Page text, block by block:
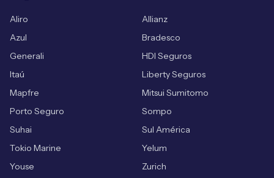
Aliro
Allianz
Azul
Bradesco
Generali
HDI Seguros
Itaú
Liberty Seguros
Mapfre
Mitsui Sumitomo
Porto Seguro
Sompo
Suhai
Sul América
Tokio Marine
Yelum
Youse
Zurich